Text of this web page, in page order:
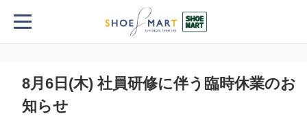
新着記事
8月6日(木) 社員研修に伴う臨時休業のお
知らせ